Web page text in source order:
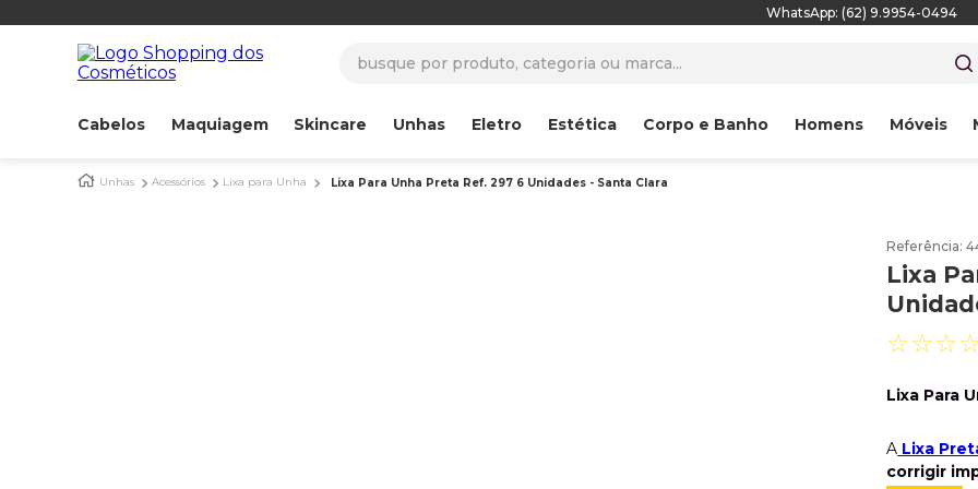
WhatsApp: (62) 9.9954-0494
Cabelos Maquiagem Skincare Unhas Eletro Estética Corpo e Banho Homens Móveis
Unhas Acessórios Lixa para Unha Lixa Para Unha Preta Ref. 297 6 Unidades - Santa Clara
Referência:
Lixa
☆☆☆
Lixa Para
A Lixa
corrigir